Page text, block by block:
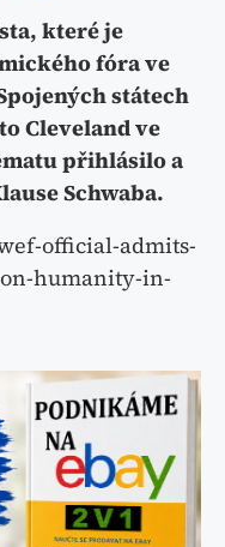
které je
fóra ve
státech
Cleveland ve
přihlásilo a
Schwaba.
official-admits-
humanity-in-